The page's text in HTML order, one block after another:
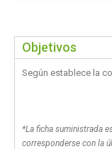
Objetivos
Según establece la
*La ficha suministrada
corresponderse con la